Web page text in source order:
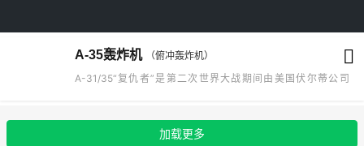
A-35轰炸机 （俯冲轰炸机）
A-31/35“复仇者”是第二次世界大战期间由美国伏尔蒂公司
本被命名为A-35。
加载更多